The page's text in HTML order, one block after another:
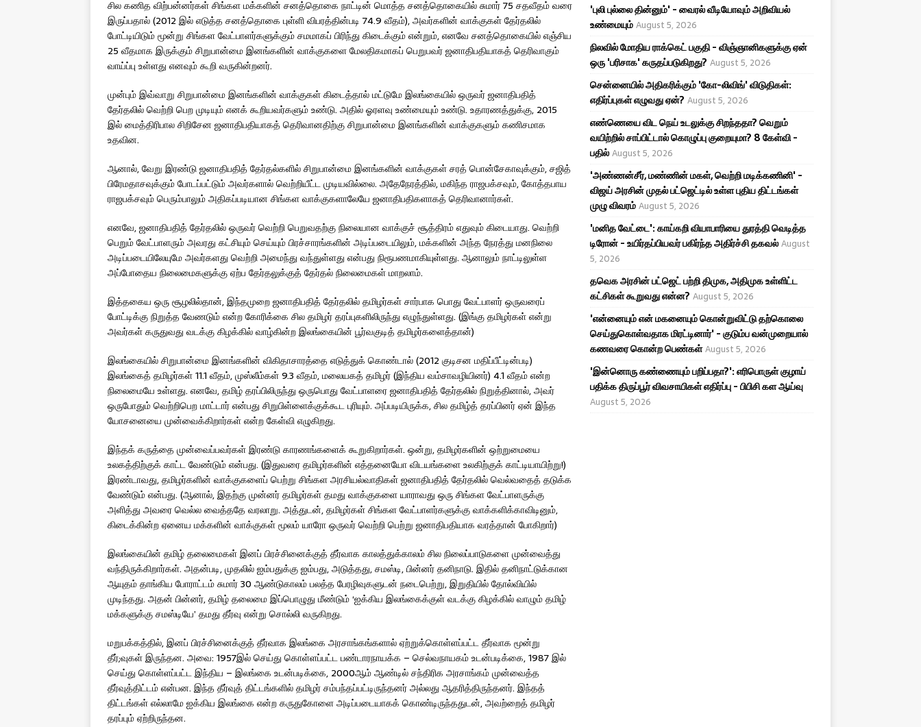
சில கணித விற்பன்னர்கள் சிங்கள மக்களின் சனத்தொகை நாட்டின் மொத்த சனத்தொகையில் சுமார் 75 சதவீதம் வரை
இருப்பதால் (2012 இல் எடுத்த சனத்தொகை புள்ளி விபரத்தின்படி 74.9 வீதம்), அவர்களின் வாக்குகள் தேர்தலில்
போட்டியிடும் மூன்று சிங்கள வேட்பாளர்களுக்கும் சமமாகப் பிரிந்து கிடைக்கும் என்றும், எனவே சனத்தொகையில் எஞ்சிய
25 வீதமாக இருக்கும் சிறுபான்மை இனங்களின் வாக்குகளை மேலதிகமாகப் பெறுபவர் ஜனாதிபதியாகத் தெரிவாகும்
வாய்ப்பு உள்ளது எனவும் கூறி வருகின்றனர்.
முன்பும் இவ்வாறு சிறுபான்மை இனங்களின் வாக்குகள் கிடைத்தால் மட்டுமே இலங்கையில் ஒருவர் ஜனாதிபதித்
தேர்தலில் வெற்றி பெற முடியும் எனக் கூறியவர்களும் உண்டு. அதில் ஓரளவு உண்மையும் உண்டு. உதாரணத்துக்கு, 2015
இல் மைத்திரிபால சிறிசேன ஜனாதிபதியாகத் தெரிவானதிற்கு சிறுபான்மை இனங்களின் வாக்குகளும் கணிசமாக
உதவின.
ஆனால், வேறு இரண்டு ஜனாதிபதித் தேர்தல்களில் சிறுபான்மை இனங்களின் வாக்குகள் சரத் பொன்சேகாவுக்கும், சஜித்
பிரேமதாசவுக்கும் போடப்பட்டும் அவர்களால் வெற்றியீட்ட முடியவில்லை. அதேநேரத்தில், மகிந்த ராஜபக்சவும், கோத்தபாய
ராஜபக்சவும் பெரும்பாலும் அதிகப்படியான சிங்கள வாக்குகளாலேயே ஜனாதிபதிகளாகத் தெரிவானார்கள்.
எனவே, ஜனாதிபதித் தேர்தலில் ஒருவர் வெற்றி பெறுவதற்கு நிலையான வாக்குச் சூத்திரம் எதுவும் கிடையாது. வெற்றி
பெறும் வேட்பாளரும் அவரது கட்சியும் செய்யும் பிரச்சாரங்களின் அடிப்படையிலும், மக்களின் அந்த நேரத்து மனநிலை
அடிப்படையிலேயுமே அவர்களது வெற்றி அமைந்து வந்துள்ளது என்பது நிரூபணமாகியுள்ளது. ஆனாலும் நாட்டிலுள்ள
அப்போதைய நிலைமைகளுக்கு ஏற்ப தேர்தலுக்குத் தேர்தல் நிலைமைகள் மாறலாம்.
இத்தகைய ஒரு சூழலில்தான், இந்தமுறை ஜனாதிபதித் தேர்தலில் தமிழர்கள் சார்பாக பொது வேட்பாளர் ஒருவரைப்
போட்டிக்கு நிறுத்த வேணடும் என்ற கோரிக்கை சில தமிழர் தரப்புகளிலிருந்து எழுந்துள்ளது. (இங்கு தமிழர்கள் என்று
அவர்கள் கருதுவது வடக்கு கிழக்கில் வாழ்கின்ற இலங்கையின் பூர்வகுடித் தமிழர்களைத்தான்)
இலங்கையில் சிறுபான்மை இனங்களின் விகிதாசாரத்தை எடுத்துக் கொண்டால் (2012 குடிசன மதிப்பீட்டின்படி)
இலங்கைத் தமிழர்கள் 11.1 வீதம், முஸ்லீம்கள் 9.3 வீதம், மலையகத் தமிழர் (இந்திய வம்சாவழியினர்) 4.1 வீதம் என்ற
நிலைமையே உள்ளது. எனவே, தமிழ் தரப்பிலிருந்து ஒருபொது வேட்பாளரை ஜனாதிபதித் தேர்தலில் நிறுத்தினால், அவர்
ஒருபோதும் வெற்றிபெற மாட்டார் என்பது சிறுபிள்ளைக்குக்கூட புரியும். அப்படியிருக்க, சில தமிழ்த் தரப்பினர் ஏன் இந்த
யோசனையை முன்வைக்கிறார்கள் என்ற கேள்வி எழுகிறது.
இந்தக் கருத்தை முன்வைப்பவர்கள் இரண்டு காரணங்களைக் கூறுகிறார்கள். ஒன்று, தமிழர்களின் ஒற்றுமையை
உலகத்திற்குக் காட்ட வேண்டும் என்பது. (இதுவரை தமிழர்களின் எத்தனையோ விடயங்களை உலகிற்குக் காட்டியாயிற்று!)
இரண்டாவது, தமிழர்களின் வாக்குகளைப் பெற்று சிங்கள அரசியல்வாதிகள் ஜனாதிபதித் தேர்தலில் வெல்வதைத் தடுக்க
வேண்டும் என்பது. (ஆனால், இதற்கு முன்னர் தமிழர்கள் தமது வாக்குகளை யாராவது ஒரு சிங்கள வேட்பாளருக்கு
அளித்து அவரை வெல்ல வைத்ததே வரலாறு. அத்துடன், தமிழர்கள் சிங்கள வேட்பாளர்களுக்கு வாக்களிக்காவிடினும்,
கிடைக்கின்ற ஏனைய மக்களின் வாக்குகள் மூலம் யாரோ ஒருவர் வெற்றி பெற்று ஜனாதிபதியாக வரத்தான் போகிறார்)
இலங்கையின் தமிழ் தலைமைகள் இனப் பிரச்சினைக்குத் தீர்வாக காலத்துக்காலம் சில நிலைப்பாடுகளை முன்வைத்து
வந்திருக்கிறார்கள். அதன்படி, முதலில் ஐம்பதுக்கு ஐம்பது, அடுத்தது, சமஸ்டி, பின்னர் தனிநாடு. இதில் தனிநாட்டுக்கான
ஆயுதம் தாங்கிய போராட்டம் சுமார் 30 ஆண்டுகாலம் பலத்த பேரழிவுகளுடன் நடைபெற்று, இறுதியில் தோல்வியில்
முடிந்தது. அதன் பின்னர், தமிழ் தலைமை இப்பொழுது மீண்டும் ‘ஐக்கிய இலங்கைக்குள் வடக்கு கிழக்கில் வாழும் தமிழ்
மக்களுக்கு சமஸ்டியே’ தமது தீர்வு என்று சொல்லி வருகிறது.
மறுபக்கத்தில், இனப் பிரச்சினைக்குத் தீர்வாக இலங்கை அரசாங்கங்களால் ஏற்றுக்கொள்ளப்பட்ட தீர்வாக மூன்று
தீர்;வுகள் இருந்தன. அவை: 1957இல் செய்து கொள்ளப்பட்ட பண்டாரநாயக்க – செல்வநாயகம் உடன்படிக்கை, 1987 இல்
செய்து கொள்ளப்பட்ட இந்திய – இலங்கை உடன்படிக்கை, 2000ஆம் ஆண்டில் சந்திரிக அரசாங்கம் முன்வைத்த
தீர்வுத்திட்டம் என்பன. இந்த தீர்வுத் திட்டங்களில் தமிழர் சம்பந்தப்பட்டிருந்தனர் அல்லது ஆதரித்திருந்தனர். இந்தத்
திட்டங்கள் எல்லாமே ஐக்கிய இலங்கை என்ற கருதுகோளை அடிப்படையாகக் கொண்டிருந்ததுடன், அவற்றைத் தமிழர்
தரப்பும் ஏற்றிருந்தன.
'புலி புல்லை தின்னும்' - வைரல் வீடியோவும் அறிவியல்
உண்மையும் August 5, 2026
நிலவில் மோதிய ராக்கெட் பகுதி - விஞ்ஞானிகளுக்கு ஏன்
ஒரு 'பரிசாக' கருதப்படுகிறது? August 5, 2026
சென்னையில் அதிகரிக்கும் 'கோ-லிவிங்' விடுதிகள்:
எதிர்ப்புகள் எழுவது ஏன்? August 5, 2026
எண்ணெயை விட நெய் உடலுக்கு சிறந்ததா? வெறும்
வயிற்றில் சாப்பிட்டால் கொழுப்பு குறையுமா? 8 கேள்வி -
பதில் August 5, 2026
'அண்ணன்சீர், மண்ணின் மகள், வெற்றி மடிக்கணினி' -
விஜய் அரசின் முதல் பட்ஜெட்டில் உள்ள புதிய திட்டங்கள்
முழு விவரம் August 5, 2026
'மனித வேட்டை': காய்கறி வியாபாரியை துரத்தி வெடித்த
டிரோன் - உயிர்தப்பியவர் பகிர்ந்த அதிர்ச்சி தகவல் August
5, 2026
தவெக அரசின் பட்ஜெட் பற்றி திமுக, அதிமுக உள்ளிட்ட
கட்சிகள் கூறுவது என்ன? August 5, 2026
'என்னையும் என் மகனையும் கொன்றுவிட்டு தற்கொலை
செய்துகொள்வதாக மிரட்டினார்' - குடும்ப வன்முறையால்
கணவரை கொன்ற பெண்கள் August 5, 2026
'இன்னொரு கண்ணையும் பறிப்பதா?': எரிபொருள் குழாய்
பதிக்க திருப்பூர் விவசாயிகள் எதிர்ப்பு - பிபிசி கள ஆய்வு
August 5, 2026